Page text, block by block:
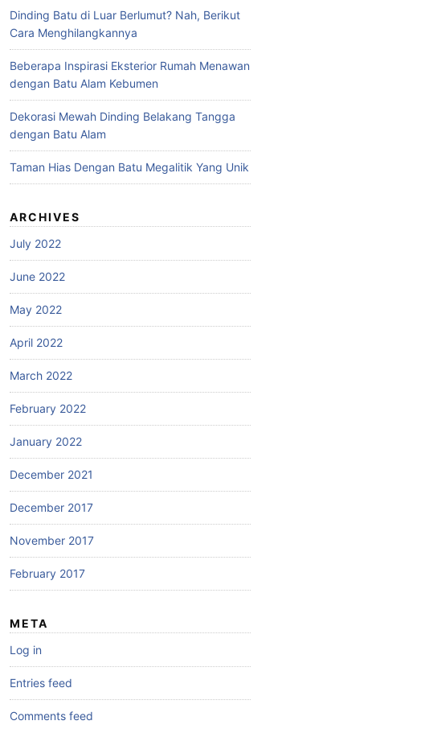
Dinding Batu di Luar Berlumut? Nah, Berikut
Cara Menghilangkannya
Beberapa Inspirasi Eksterior Rumah Menawan
dengan Batu Alam Kebumen
Dekorasi Mewah Dinding Belakang Tangga
dengan Batu Alam
Taman Hias Dengan Batu Megalitik Yang Unik
ARCHIVES
July 2022
June 2022
May 2022
April 2022
March 2022
February 2022
January 2022
December 2021
December 2017
November 2017
February 2017
META
Log in
Entries feed
Comments feed